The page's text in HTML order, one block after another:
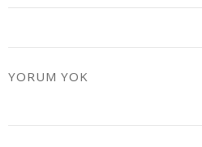
YORUM YOK